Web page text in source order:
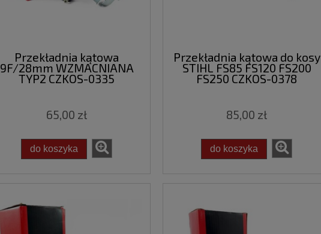
Przekładnia kątowa
9F/28mm WZMACNIANA
TYP2 CZKOS-0335
65,00 zł
do koszyka
Przekładnia kątowa do kosy
STIHL FS85 FS120 FS200
FS250 CZKOS-0378
85,00 zł
do koszyka